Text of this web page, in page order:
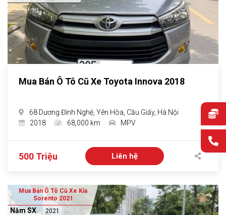
Mua Bán Ô Tô Cũ Xe Toyota Innova 2018
68 Dương Đình Nghệ, Yên Hòa, Cầu Giấy, Hà Nội
2018
68,000 km MPV
500 Triệu Liên hệ
Mua Bán Ô Tô Cũ Xe Kia
Sorento 2021
Năm SX 2021